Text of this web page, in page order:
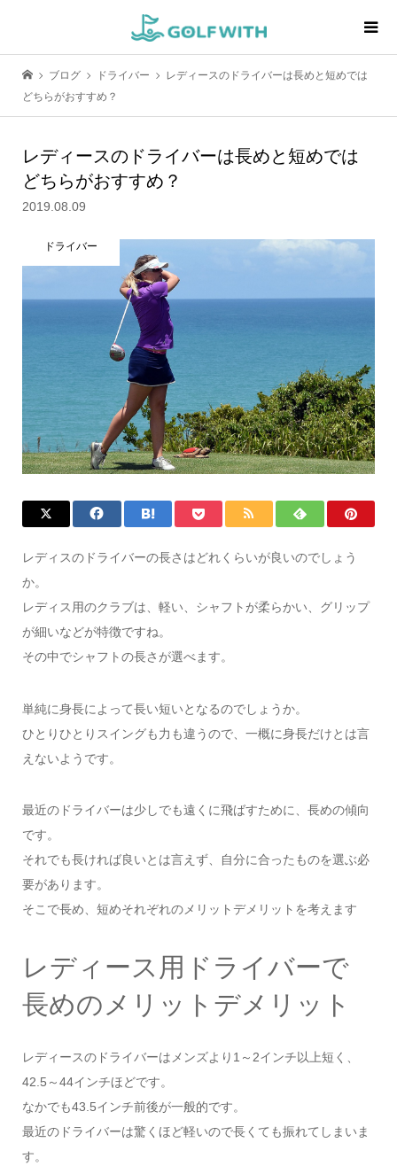
ブログ ドライバー
レディースのドライバーは長めと短めでは
どちらがおすすめ？
レディースのドライバーは長めと短めでは
どちらがおすすめ？
2019.08.09
ドライバー
レディスのドライバーの長さはどれくらいが良いのでしょう
か。
レディス用のクラブは、軽い、シャフトが柔らかい、グリップ
が細いなどが特徴ですね。
その中でシャフトの長さが選べます。
単純に身長によって長い短いとなるのでしょうか。
ひとりひとりスイングも力も違うので、一概に身長だけとは言
えないようです。
最近のドライバーは少しでも遠くに飛ばすために、長めの傾向
です。
それでも長ければ良いとは言えず、自分に合ったものを選ぶ必
要があります。
そこで長め、短めそれぞれのメリットデメリットを考えます
レディース用ドライバーで
長めのメリットデメリット
レディースのドライバーはメンズより1～2インチ以上短く、
42.5～44インチほどです。
なかでも43.5インチ前後が一般的です。
最近のドライバーは驚くほど軽いので長くても振れてしまいま
す。